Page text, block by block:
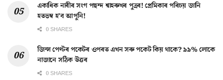
একাধিক নাৰীৰ সংগ পছন্দ শ্বাহৰুখৰ পুত্ৰৰ! প্ৰেমিকাৰ পৰিচয় জানি
হতভম্ব হ’ব আপুনি!
0 SHARES
জিন্স পেণ্টৰ পকেটৰ ওপৰত এখন সৰু পকেট কিয় থাকে? ৯৯% লোকে
নাজানে সঠিক উত্তৰ
0 SHARES